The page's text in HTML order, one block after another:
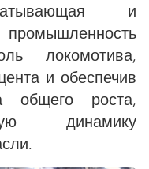
и
локомотива,
и обеспечив
общего роста,
динамику